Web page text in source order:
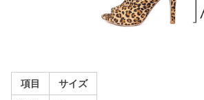
項目 サイズ